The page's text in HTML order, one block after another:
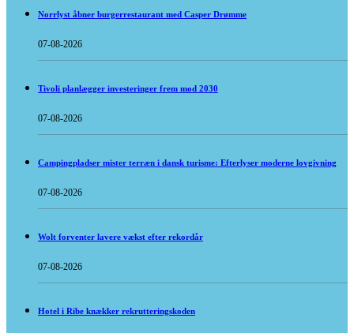
Norrlyst åbner burgerrestaurant med Casper Drømme
07-08-2026
Tivoli planlægger investeringer frem mod 2030
07-08-2026
Campingpladser mister terræn i dansk turisme: Efterlyser moderne lovgivning
07-08-2026
Wolt forventer lavere vækst efter rekordår
07-08-2026
Hotel i Ribe knækker rekrutteringskoden